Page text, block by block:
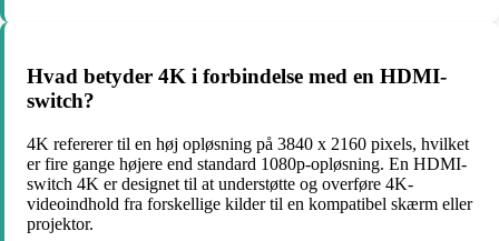
Hvad betyder 4K i forbindelse med en HDMI-
switch?
4K refererer til en høj opløsning på 3840 x 2160 pixels, hvilket
er fire gange højere end standard 1080p-opløsning. En HDMI-
switch 4K er designet til at understøtte og overføre 4K-
videoindhold fra forskellige kilder til en kompatibel skærm eller
projektor.